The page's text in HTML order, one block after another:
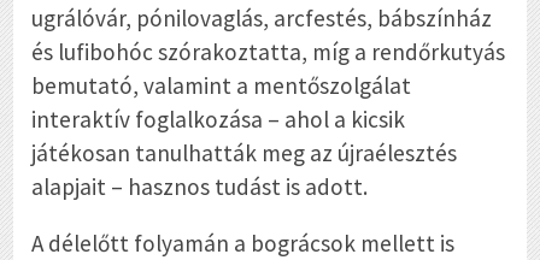
ugrálóvár, pónilovaglás, arcfestés, bábszínház
és lufibohóc szórakoztatta, míg a rendőrkutyás
bemutató, valamint a mentőszolgálat
interaktív foglalkozása – ahol a kicsik
játékosan tanulhatták meg az újraélesztés
alapjait – hasznos tudást is adott.
A délelőtt folyamán a bográcsok mellett is